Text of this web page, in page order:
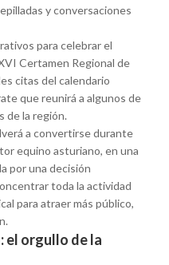
y conversaciones
para celebrar el
Certamen Regional de
citas del calendario
que reunirá a algunos de
de la región.
a convertirse durante
equino asturiano, en una
por una decisión
toda la actividad
para atraer más público,
el orgullo de la